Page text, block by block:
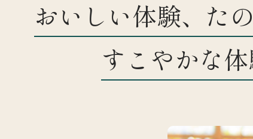
お知らせ
おいしい体験、た
すこやかな